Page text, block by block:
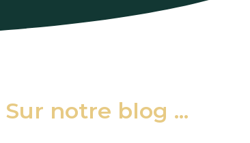
Sur notre blog ...